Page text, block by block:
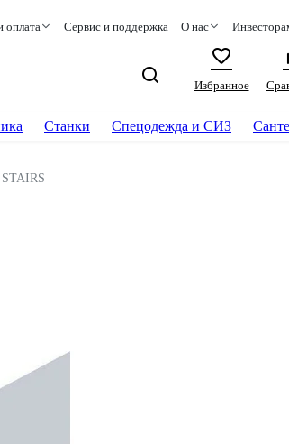
оплата Сервис и поддержка О нас
Избранное
Станки Спецодежда и СИЗ
STAIRS